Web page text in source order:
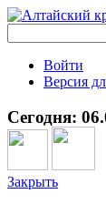
Войти
Версия
Сегодня:
Закрыть